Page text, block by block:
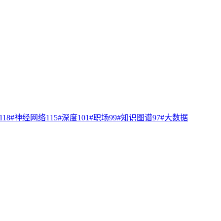
118#神经网络115#深度101#职场99#知识图谱97#大数据